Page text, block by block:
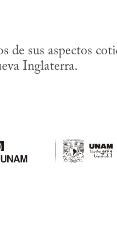
de sus aspectos
Inglaterra.